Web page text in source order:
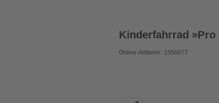
Kinderfahrrad »Pro
Online-Artikelnr.: 1550077